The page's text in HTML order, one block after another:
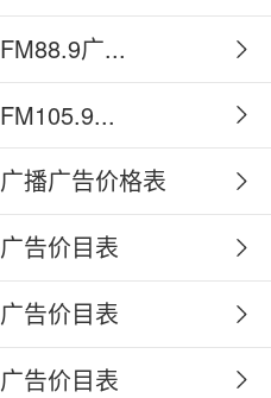
广...
播广告价格表
告价目表
告价目表
告价目表